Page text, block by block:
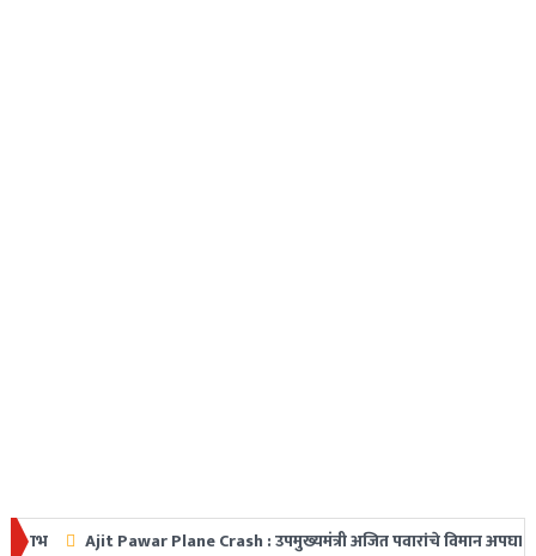
Pawar Plane Crash : उपमुख्यमंत्री अजित पवारांचे विमान अपघातात निधन,